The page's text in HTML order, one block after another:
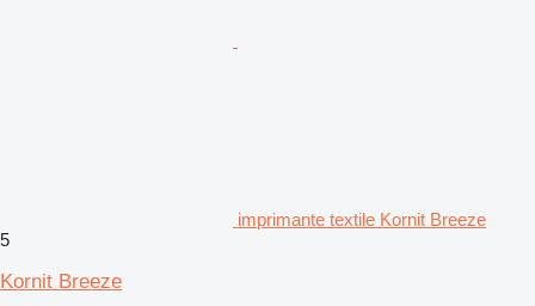
imprimante textile Kornit Breeze
5
Kornit Breeze